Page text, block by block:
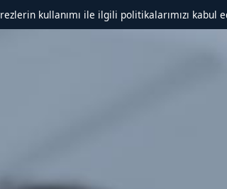
kullanımı ile ilgili politikalarımızı kabul